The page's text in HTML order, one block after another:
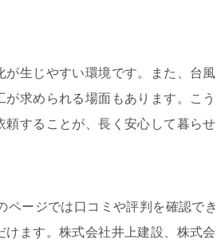
生じやすい環境です。また、台風
求められる場面もあります。こう
することが、長く安心して暮らせ
ージでは口コミや評判を確認でき
ます。株式会社井上建設、株式会